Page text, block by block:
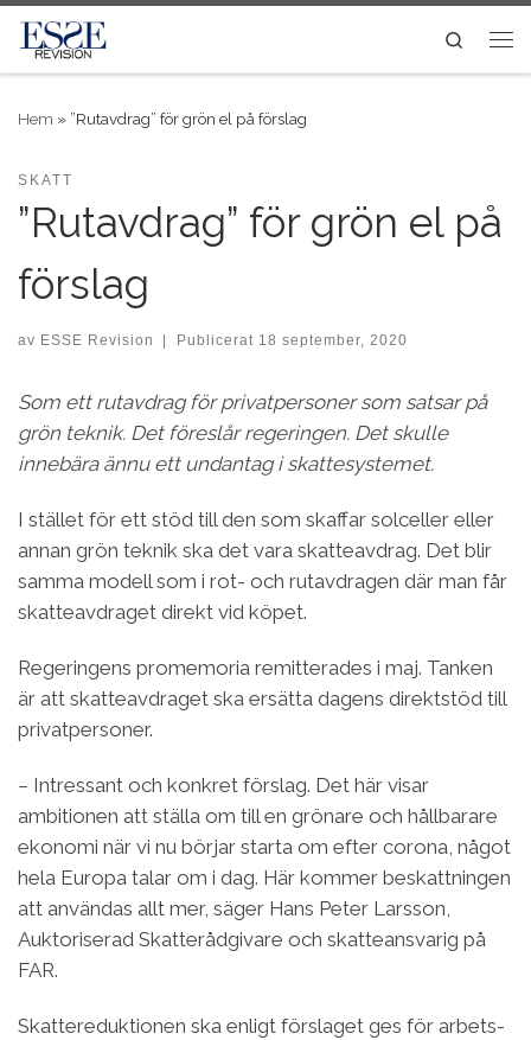
Skip to content
Search
Hem » ”Rutavdrag” för grön el på förslag
SKATT
”Rutavdrag” för grön el på
förslag
av ESSE Revision Publicerat 18 september, 2020
Som ett rutavdrag för privatpersoner som satsar på
grön teknik. Det föreslår regeringen. Det skulle
innebära ännu ett undantag i skattesystemet.
I stället för ett stöd till den som skaffar solceller eller
annan grön teknik ska det vara skatteavdrag. Det blir
samma modell som i rot- och rutavdragen där man får
skatteavdraget direkt vid köpet.
Regeringens promemoria remitterades i maj. Tanken
är att skatteavdraget ska ersätta dagens direktstöd till
privatpersoner.
− Intressant och konkret förslag. Det här visar
ambitionen att ställa om till en grönare och hållbarare
ekonomi när vi nu börjar starta om efter corona, något
hela Europa talar om i dag. Här kommer beskattningen
att användas allt mer, säger Hans Peter Larsson,
Auktoriserad Skatterådgivare och skatteansvarig på
FAR.
Skattereduktionen ska enligt förslaget ges för arbets-